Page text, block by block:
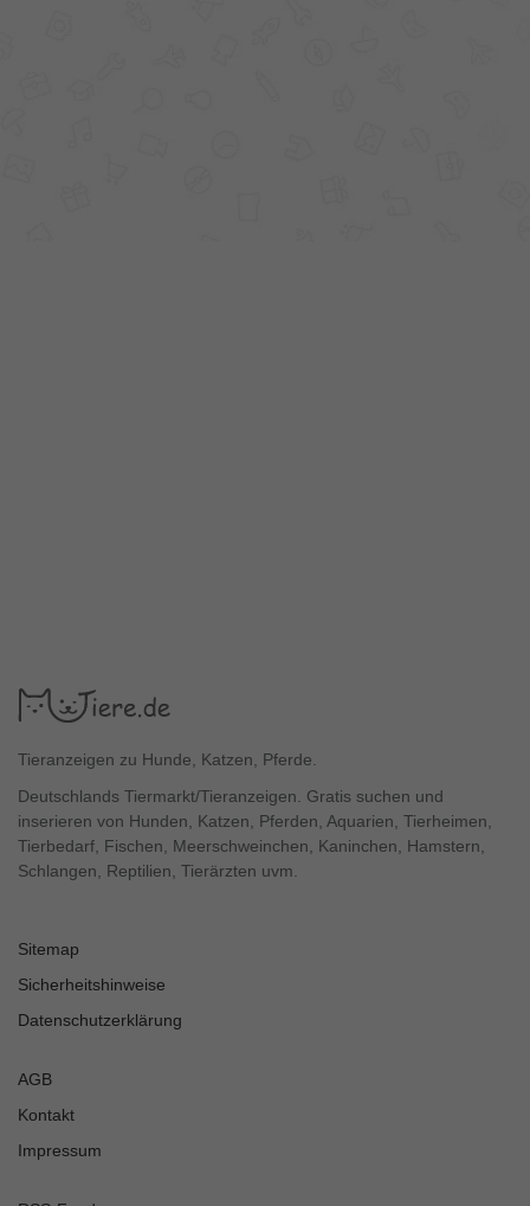
Tieranzeigen zu Hunde, Katzen, Pferde.
Deutschlands Tiermarkt/Tieranzeigen. Gratis suchen und
inserieren von Hunden, Katzen, Pferden, Aquarien, Tierheimen,
Tierbedarf, Fischen, Meerschweinchen, Kaninchen, Hamstern,
Schlangen, Reptilien, Tierärzten uvm.
Sitemap
Sicherheitshinweise
Datenschutzerklärung
AGB
Kontakt
Impressum